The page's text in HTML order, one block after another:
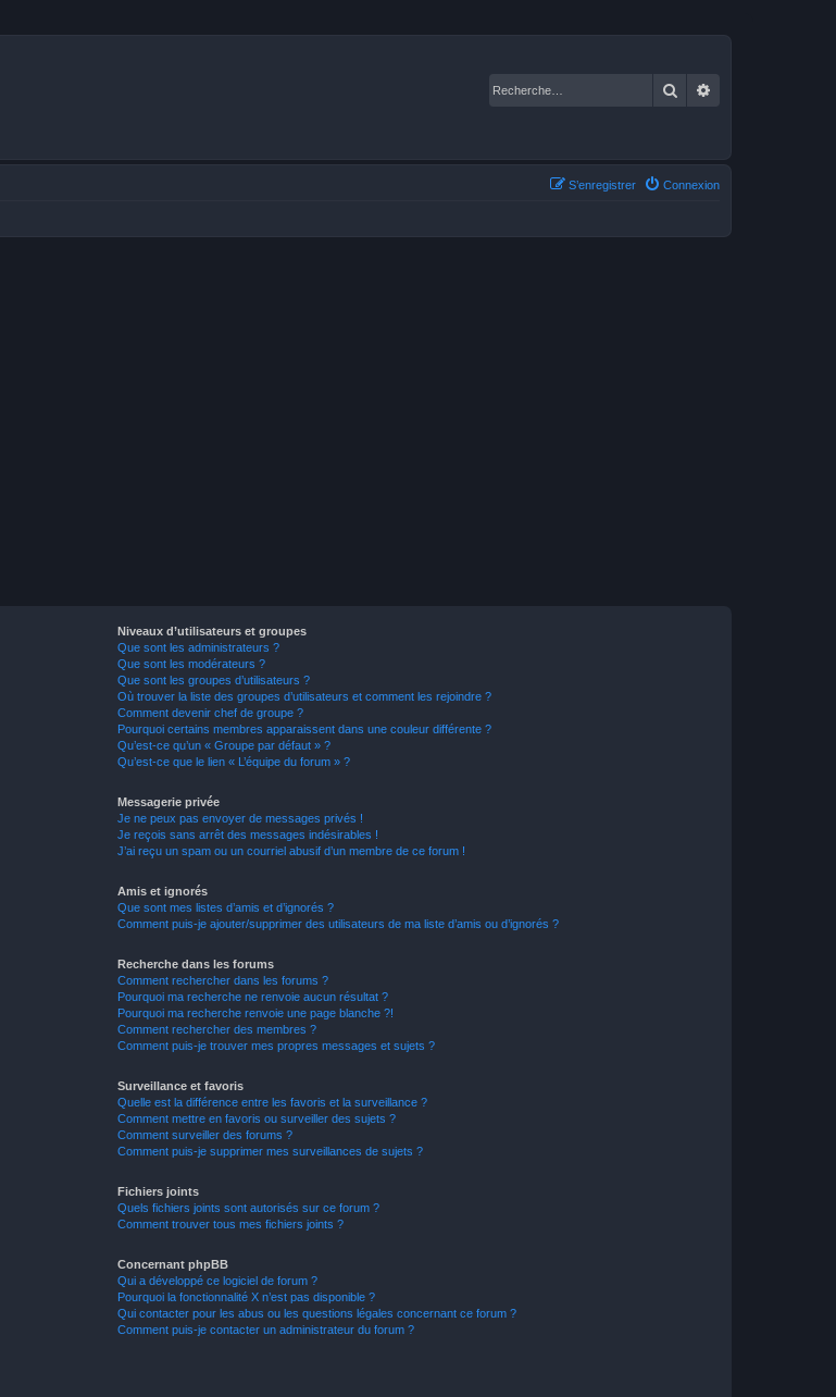
Rechercher
Connexion
S’enregistrer
Niveaux d’utilisateurs et groupes
Que sont les administrateurs ?
Que sont les modérateurs ?
Que sont les groupes d’utilisateurs ?
Où trouver la liste des groupes d’utilisateurs et comment les rejoindre ?
Comment devenir chef de groupe ?
Pourquoi certains membres apparaissent dans une couleur différente ?
Qu’est-ce qu’un « Groupe par défaut » ?
Qu’est-ce que le lien « L’équipe du forum » ?
Messagerie privée
Je ne peux pas envoyer de messages privés !
Je reçois sans arrêt des messages indésirables !
J’ai reçu un spam ou un courriel abusif d’un membre de ce forum !
Amis et ignorés
Que sont mes listes d’amis et d’ignorés ?
Comment puis-je ajouter/supprimer des utilisateurs de ma liste d’amis ou d’ignorés ?
Recherche dans les forums
Comment rechercher dans les forums ?
Pourquoi ma recherche ne renvoie aucun résultat ?
Pourquoi ma recherche renvoie une page blanche ?!
Comment rechercher des membres ?
Comment puis-je trouver mes propres messages et sujets ?
Surveillance et favoris
Quelle est la différence entre les favoris et la surveillance ?
Comment mettre en favoris ou surveiller des sujets ?
Comment surveiller des forums ?
Comment puis-je supprimer mes surveillances de sujets ?
Fichiers joints
Quels fichiers joints sont autorisés sur ce forum ?
Comment trouver tous mes fichiers joints ?
Concernant phpBB
Qui a développé ce logiciel de forum ?
Pourquoi la fonctionnalité X n’est pas disponible ?
Qui contacter pour les abus ou les questions légales concernant ce forum ?
Comment puis-je contacter un administrateur du forum ?